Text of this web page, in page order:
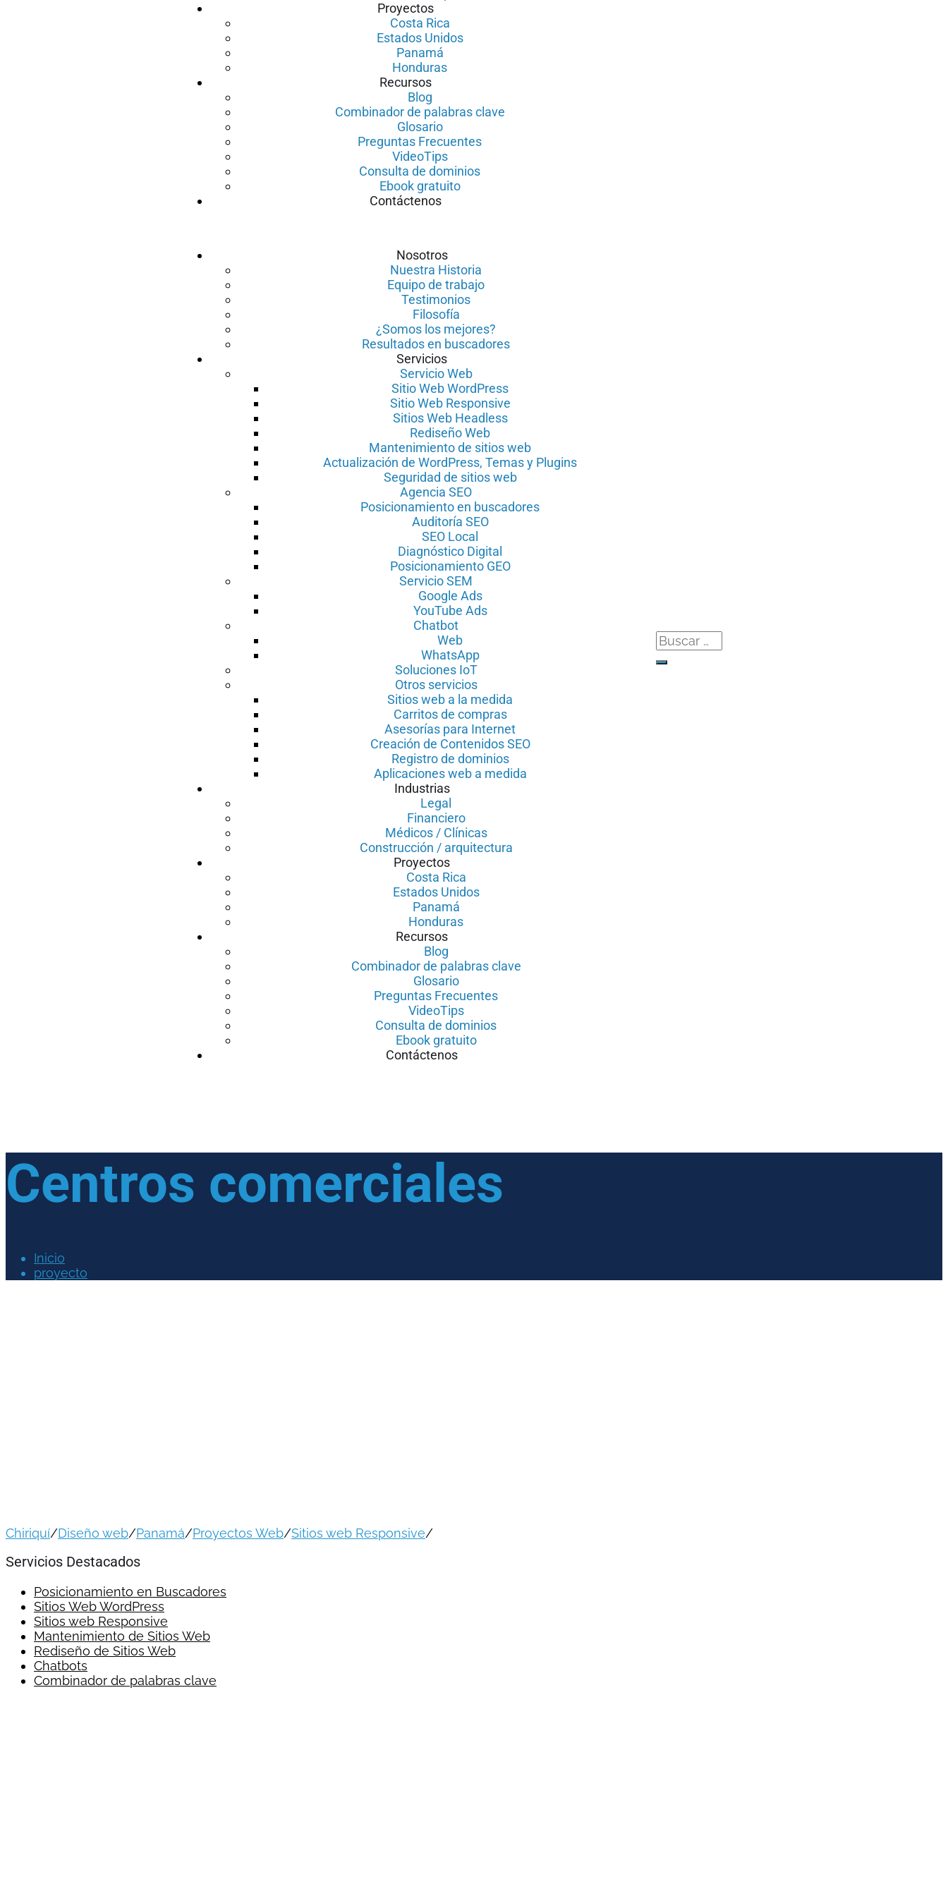
Proyectos
Costa Rica
Estados Unidos
Panamá
Honduras
Recursos
Blog
Combinador de palabras clave
Glosario
Preguntas Frecuentes
VideoTips
Consulta de dominios
Ebook gratuito
Contáctenos
Nosotros
Nuestra Historia
Equipo de trabajo
Testimonios
Filosofía
¿Somos los mejores?
Resultados en buscadores
Servicios
Servicio Web
Sitio Web WordPress
Sitio Web Responsive
Sitios Web Headless
Rediseño Web
Mantenimiento de sitios web
Actualización de WordPress, Temas y Plugins
Seguridad de sitios web
Agencia SEO
Posicionamiento en buscadores
Auditoría SEO
SEO Local
Diagnóstico Digital
Posicionamiento GEO
Servicio SEM
Google Ads
YouTube Ads
Chatbot
Web
WhatsApp
Soluciones IoT
Otros servicios
Sitios web a la medida
Carritos de compras
Asesorías para Internet
Creación de Contenidos SEO
Registro de dominios
Aplicaciones web a medida
Industrias
Legal
Financiero
Médicos / Clínicas
Construcción / arquitectura
Proyectos
Costa Rica
Estados Unidos
Panamá
Honduras
Recursos
Blog
Combinador de palabras clave
Glosario
Preguntas Frecuentes
VideoTips
Consulta de dominios
Ebook gratuito
Contáctenos
Centros comerciales
Inicio
proyecto
Chiriquí/Diseño web/Panamá/Proyectos Web/Sitios web Responsive/
Servicios Destacados
Posicionamiento en Buscadores
Sitios Web WordPress
Sitios web Responsive
Mantenimiento de Sitios Web
Rediseño de Sitios Web
Chatbots
Combinador de palabras clave